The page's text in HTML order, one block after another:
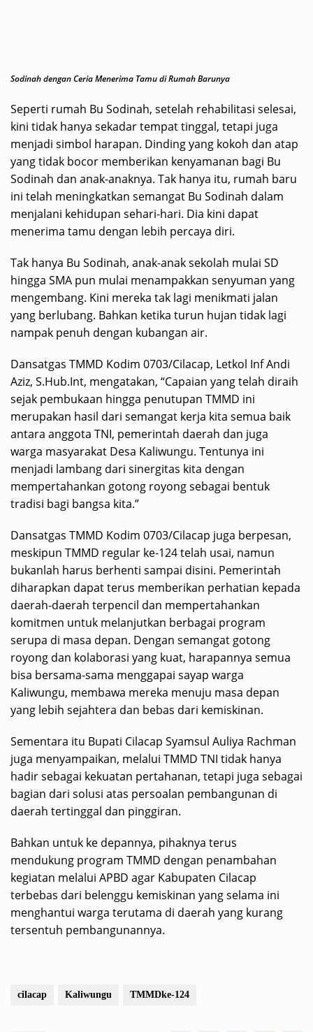
Sodinah dengan Ceria Menerima Tamu di Rumah Barunya
Seperti rumah Bu Sodinah, setelah rehabilitasi selesai,
kini tidak hanya sekadar tempat tinggal, tetapi juga
menjadi simbol harapan. Dinding yang kokoh dan atap
yang tidak bocor memberikan kenyamanan bagi Bu
Sodinah dan anak-anaknya. Tak hanya itu, rumah baru
ini telah meningkatkan semangat Bu Sodinah dalam
menjalani kehidupan sehari-hari. Dia kini dapat
menerima tamu dengan lebih percaya diri.
Tak hanya Bu Sodinah, anak-anak sekolah mulai SD
hingga SMA pun mulai menampakkan senyuman yang
mengembang. Kini mereka tak lagi menikmati jalan
yang berlubang. Bahkan ketika turun hujan tidak lagi
nampak penuh dengan kubangan air.
Dansatgas TMMD Kodim 0703/Cilacap, Letkol Inf Andi
Aziz, S.Hub.Int, mengatakan, “Capaian yang telah diraih
sejak pembukaan hingga penutupan TMMD ini
merupakan hasil dari semangat kerja kita semua baik
antara anggota TNI, pemerintah daerah dan juga
warga masyarakat Desa Kaliwungu. Tentunya ini
menjadi lambang dari sinergitas kita dengan
mempertahankan gotong royong sebagai bentuk
tradisi bagi bangsa kita.”
Dansatgas TMMD Kodim 0703/Cilacap juga berpesan,
meskipun TMMD regular ke-124 telah usai, namun
bukanlah harus berhenti sampai disini. Pemerintah
diharapkan dapat terus memberikan perhatian kepada
daerah-daerah terpencil dan mempertahankan
komitmen untuk melanjutkan berbagai program
serupa di masa depan. Dengan semangat gotong
royong dan kolaborasi yang kuat, harapannya semua
bisa bersama-sama menggapai sayap warga
Kaliwungu, membawa mereka menuju masa depan
yang lebih sejahtera dan bebas dari kemiskinan.
Sementara itu Bupati Cilacap Syamsul Auliya Rachman
juga menyampaikan, melalui TMMD TNI tidak hanya
hadir sebagai kekuatan pertahanan, tetapi juga sebagai
bagian dari solusi atas persoalan pembangunan di
daerah tertinggal dan pinggiran.
Bahkan untuk ke depannya, pihaknya terus
mendukung program TMMD dengan penambahan
kegiatan melalui APBD agar Kabupaten Cilacap
terbebas dari belenggu kemiskinan yang selama ini
menghantui warga terutama di daerah yang kurang
tersentuh pembangunannya.
cilacap Kaliwungu TMMDke-124